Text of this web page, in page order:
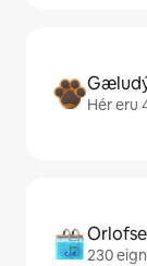
Hér eru
230